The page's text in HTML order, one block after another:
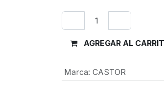
AGREGAR AL
Marca: CASTOR